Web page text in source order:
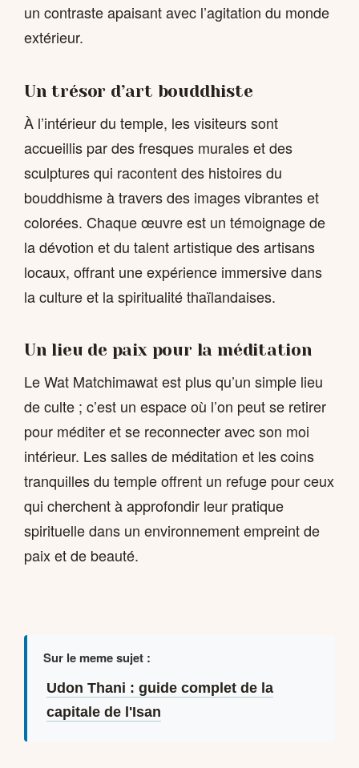
un contraste apaisant avec l’agitation du monde
extérieur.
Un trésor d’art bouddhiste
À l’intérieur du temple, les visiteurs sont
accueillis par des fresques murales et des
sculptures qui racontent des histoires du
bouddhisme à travers des images vibrantes et
colorées. Chaque œuvre est un témoignage de
la dévotion et du talent artistique des artisans
locaux, offrant une expérience immersive dans
la culture et la spiritualité thaïlandaises.
Un lieu de paix pour la méditation
Le Wat Matchimawat est plus qu’un simple lieu
de culte ; c’est un espace où l’on peut se retirer
pour méditer et se reconnecter avec son moi
intérieur. Les salles de méditation et les coins
tranquilles du temple offrent un refuge pour ceux
qui cherchent à approfondir leur pratique
spirituelle dans un environnement empreint de
paix et de beauté.
Sur le meme sujet :
Udon Thani : guide complet de la
capitale de l'Isan